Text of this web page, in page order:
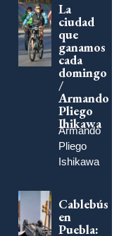
La
ciudad
que
ganamos
cada
domingo
/
Armando
Pliego
Ihikawa
Armando
Pliego
Ishikawa
Cablebús
en
Puebla: